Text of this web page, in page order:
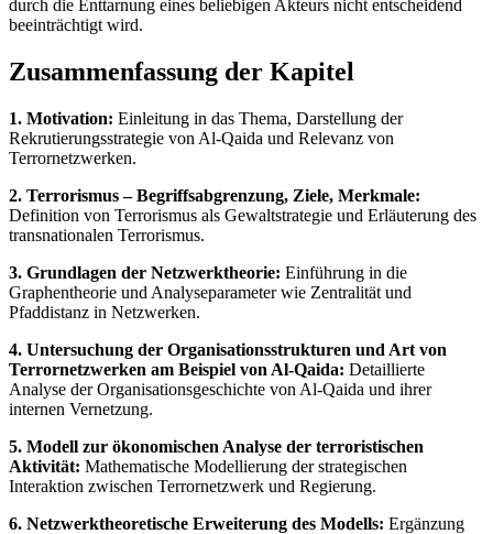
durch die Enttarnung eines beliebigen Akteurs nicht entscheidend
beeinträchtigt wird.
Zusammenfassung der Kapitel
1. Motivation: Einleitung in das Thema, Darstellung der
Rekrutierungsstrategie von Al-Qaida und Relevanz von
Terrornetzwerken.
2. Terrorismus – Begriffsabgrenzung, Ziele, Merkmale:
Definition von Terrorismus als Gewaltstrategie und Erläuterung des
transnationalen Terrorismus.
3. Grundlagen der Netzwerktheorie: Einführung in die
Graphentheorie und Analyseparameter wie Zentralität und
Pfaddistanz in Netzwerken.
4. Untersuchung der Organisationsstrukturen und Art von
Terrornetzwerken am Beispiel von Al-Qaida: Detaillierte
Analyse der Organisationsgeschichte von Al-Qaida und ihrer
internen Vernetzung.
5. Modell zur ökonomischen Analyse der terroristischen
Aktivität: Mathematische Modellierung der strategischen
Interaktion zwischen Terrornetzwerk und Regierung.
6. Netzwerktheoretische Erweiterung des Modells: Ergänzung